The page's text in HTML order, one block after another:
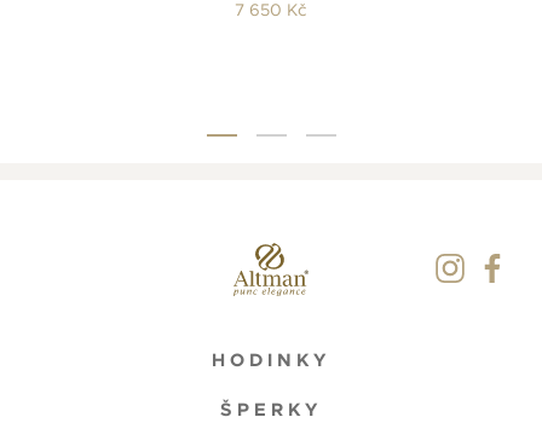
7 650 Kč
HODINKY
ŠPERKY